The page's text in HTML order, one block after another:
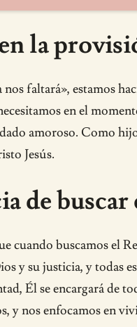
la
faltará», estamos
en el
amoroso. Como
Jesús.
de
cuando buscamos el
y su justicia, y todas
Él se encargará de
y nos enfocamos en